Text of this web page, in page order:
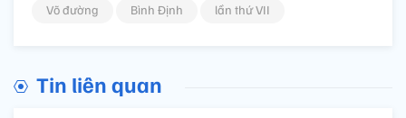
Võ đường
Bình Định lần thứ VII
Tin liên quan